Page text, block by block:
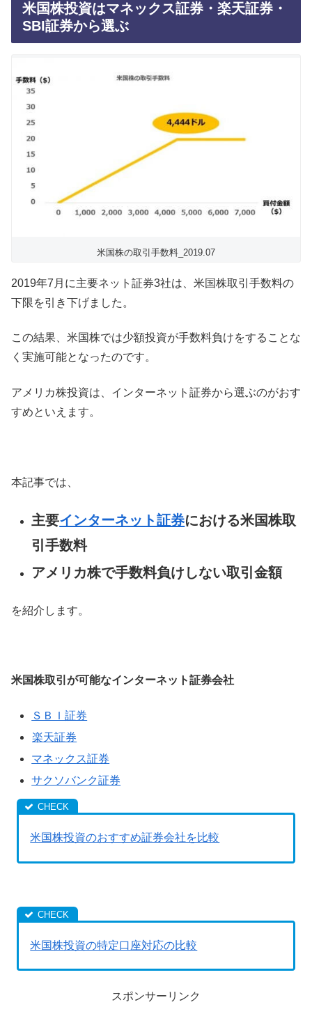
米国株投資はマネックス証券・楽天証券・
SBI証券から選ぶ
米国株の取引手数料_2019.07
2019年7月に主要ネット証券3社は、米国株取引手数料の
下限を引き下げました。
この結果、米国株では少額投資が手数料負けをすることな
く実施可能となったのです。
アメリカ株投資は、インターネット証券から選ぶのがおす
すめといえます。
本記事では、
主要インターネット証券における米国株取
引手数料
アメリカ株で手数料負けしない取引金額
を紹介します。
米国株取引が可能なインターネット証券会社
ＳＢＩ証券
楽天証券
マネックス証券
サクソバンク証券
米国株投資のおすすめ証券会社を比較
米国株投資の特定口座対応の比較
スポンサーリンク